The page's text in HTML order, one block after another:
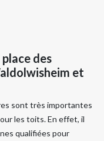
des
et
sont très importantes
les toits. En effet, il
qualifiées pour